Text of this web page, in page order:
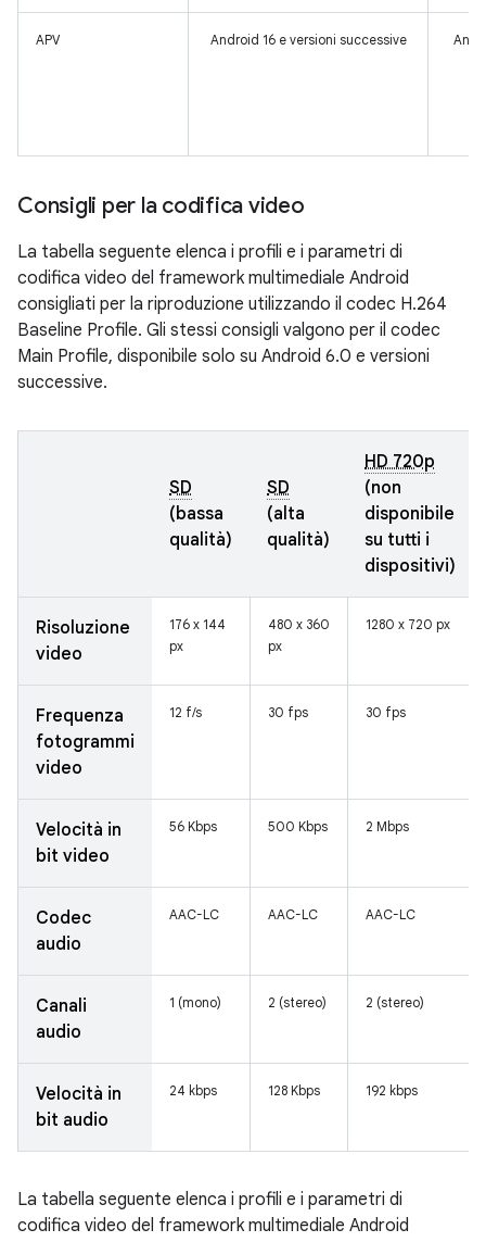
APV Android 16 e versioni successive
Consigli per la codifica video
La tabella seguente elenca i profili e i parametri di
codifica video del framework multimediale Android
consigliati per la riproduzione utilizzando il codec H.264
Baseline Profile. Gli stessi consigli valgono per il codec
Main Profile, disponibile solo su Android 6.0 e versioni
successive.
SD
(bassa
qualità)
SD
(alta
qualità)
HD 720p
(non
disponibile
su tutti i
dispositivi)
Risoluzione
video
176 x 144
px
480 x 360
px
1280 x 720 px
Frequenza
fotogrammi
video
12 f/s 30 fps 30 fps
Velocità in
bit video
56 Kbps 500 Kbps 2 Mbps
Codec
audio
AAC-LC AAC-LC AAC-LC
Canali
audio
1 (mono) 2 (stereo) 2 (stereo)
Velocità in
bit audio
24 kbps 128 Kbps 192 kbps
La tabella seguente elenca i profili e i parametri di
codifica video del framework multimediale Android